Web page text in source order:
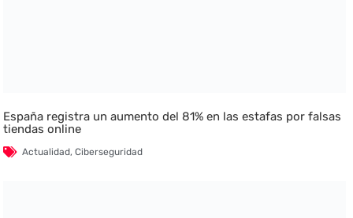
España registra un aumento del 81% en las estafas por falsas
tiendas online
Actualidad,Ciberseguridad